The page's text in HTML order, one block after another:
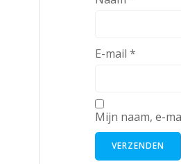
E-mail *
Mijn naam, e-